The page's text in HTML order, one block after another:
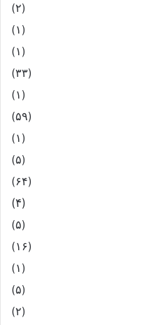
(۲)
(۱)
(۱)
(۳۳)
(۱)
(۵۹)
(۱)
(۵)
(۶۴)
(۴)
(۵)
(۱۶)
(۱)
(۵)
(۲)